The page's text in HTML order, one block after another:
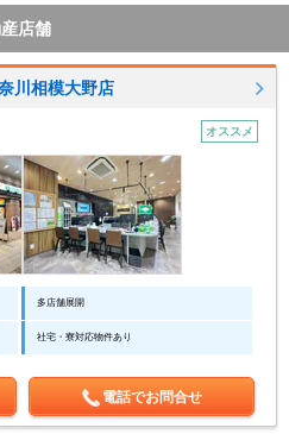
店舗
川相模大野店
オススメ
多店舗展開
社宅・寮対応物件あり
電話でお問合せ